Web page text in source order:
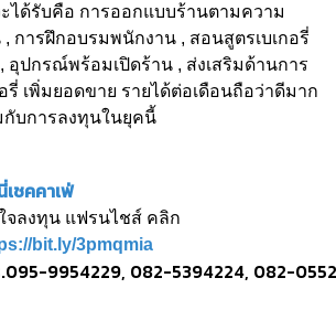
ได้รับคือ การออกแบบร้านตามความ
การฝึกอบรมพนักงาน , สอนสูตรเบเกอรี่
อุปกรณ์พร้อมเปิดร้าน , ส่งเสริมด้านการ
รี่ เพิ่มยอดขาย รายได้ต่อเดือนถือว่าดีมาก
บการลงทุนในยุคนี้
เชคคาเฟ่
จลงทุน แฟรนไชส์ คลิก
bit.ly/3pmqmia
.095-9954229, 082-5394224, 082-